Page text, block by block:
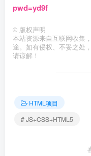
pwd=yd9f
© 版权声明
本站资源来自互联网收集
途。如有侵权、不妥之处
请谅解！
HTML项目
# JS+CSS+HTML5